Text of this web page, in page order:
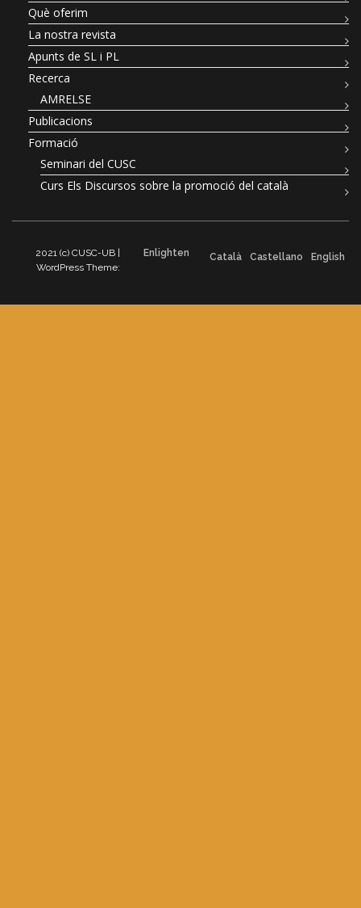
Què oferim
La nostra revista
Apunts de SL i PL
Recerca
AMRELSE
Publicacions
Formació
Seminari del CUSC
Curs Els Discursos sobre la promoció del català
2021 (c) CUSC-UB |
WordPress Theme:
Enlighten Català Castellano English